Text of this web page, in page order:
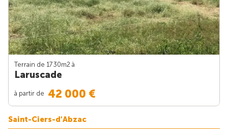
Terrain de 1730m2 à
Laruscade
à partir de 42 000 €
Saint-Ciers-d'Abzac